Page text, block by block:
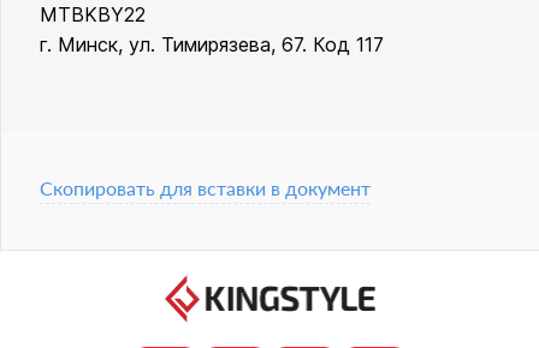
MTBKBY22
г. Минск, ул. Тимирязева, 67. Код 117
Скопировать для вставки в документ